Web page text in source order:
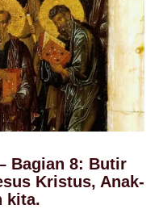
Bagian 8: Butir
Kristus, Anak-
kita.